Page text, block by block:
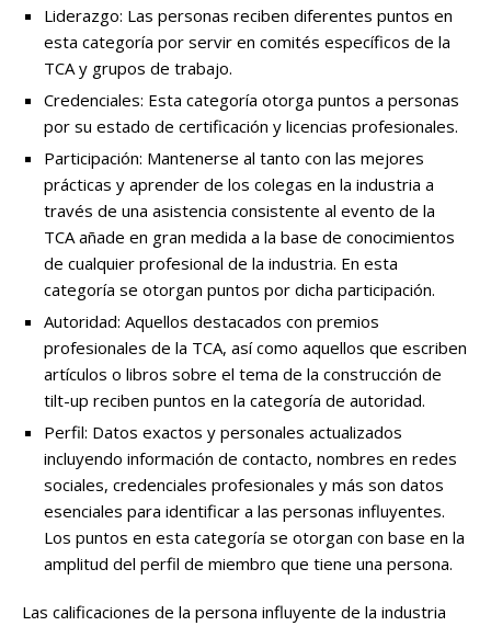
Liderazgo: Las personas reciben diferentes puntos en
esta categoría por servir en comités específicos de la
TCA y grupos de trabajo.
Credenciales: Esta categoría otorga puntos a personas
por su estado de certificación y licencias profesionales.
Participación: Mantenerse al tanto con las mejores
prácticas y aprender de los colegas en la industria a
través de una asistencia consistente al evento de la
TCA añade en gran medida a la base de conocimientos
de cualquier profesional de la industria. En esta
categoría se otorgan puntos por dicha participación.
Autoridad: Aquellos destacados con premios
profesionales de la TCA, así como aquellos que escriben
artículos o libros sobre el tema de la construcción de
tilt-up reciben puntos en la categoría de autoridad.
Perfil: Datos exactos y personales actualizados
incluyendo información de contacto, nombres en redes
sociales, credenciales profesionales y más son datos
esenciales para identificar a las personas influyentes.
Los puntos en esta categoría se otorgan con base en la
amplitud del perfil de miembro que tiene una persona.
Las calificaciones de la persona influyente de la industria